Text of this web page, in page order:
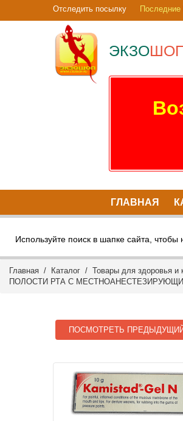
Отследить посылку Последние
ЭКЗО
ГЛАВНАЯ
Используйте поиск в шапке сайта, чтобы
Главная / Каталог / Товары для здоровья и
ПОЛОСТИ РТА С
ПОСМОТРЕТЬ